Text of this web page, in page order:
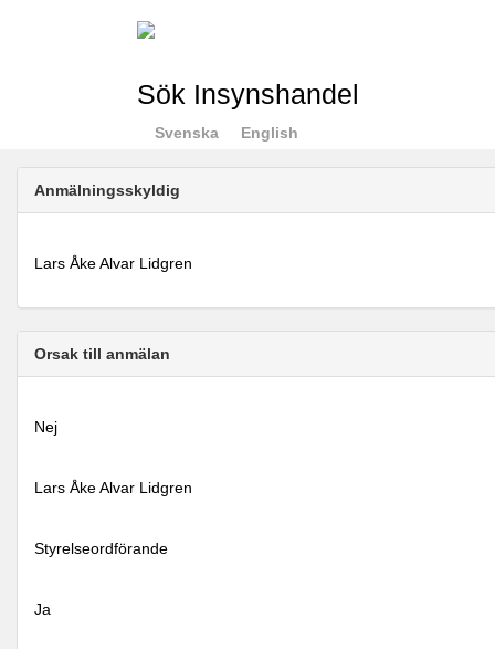
Sök Insynshandel
Svenska English
Anmälningsskyldig
Lars Åke Alvar Lidgren
Orsak till anmälan
Nej
Lars Åke Alvar Lidgren
Styrelseordförande
Ja